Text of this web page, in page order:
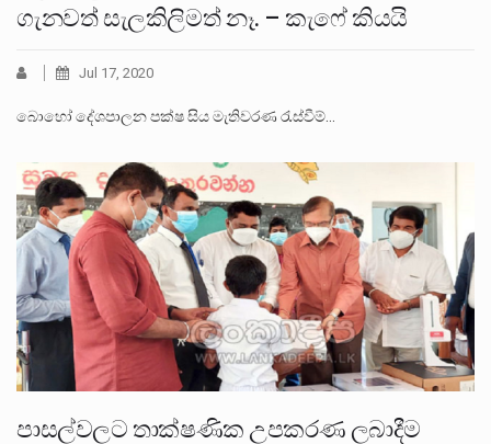
ගැනවත් සැලකිලිමත් නෑ. – කැෆේ කියයි
Jul 17, 2020
බොහෝ දේශපාලන පක්ෂ සිය මැතිවරණ රැස්වීම්…
පාසල්වලට තාක්ෂණික උපකරණ ලබාදීම